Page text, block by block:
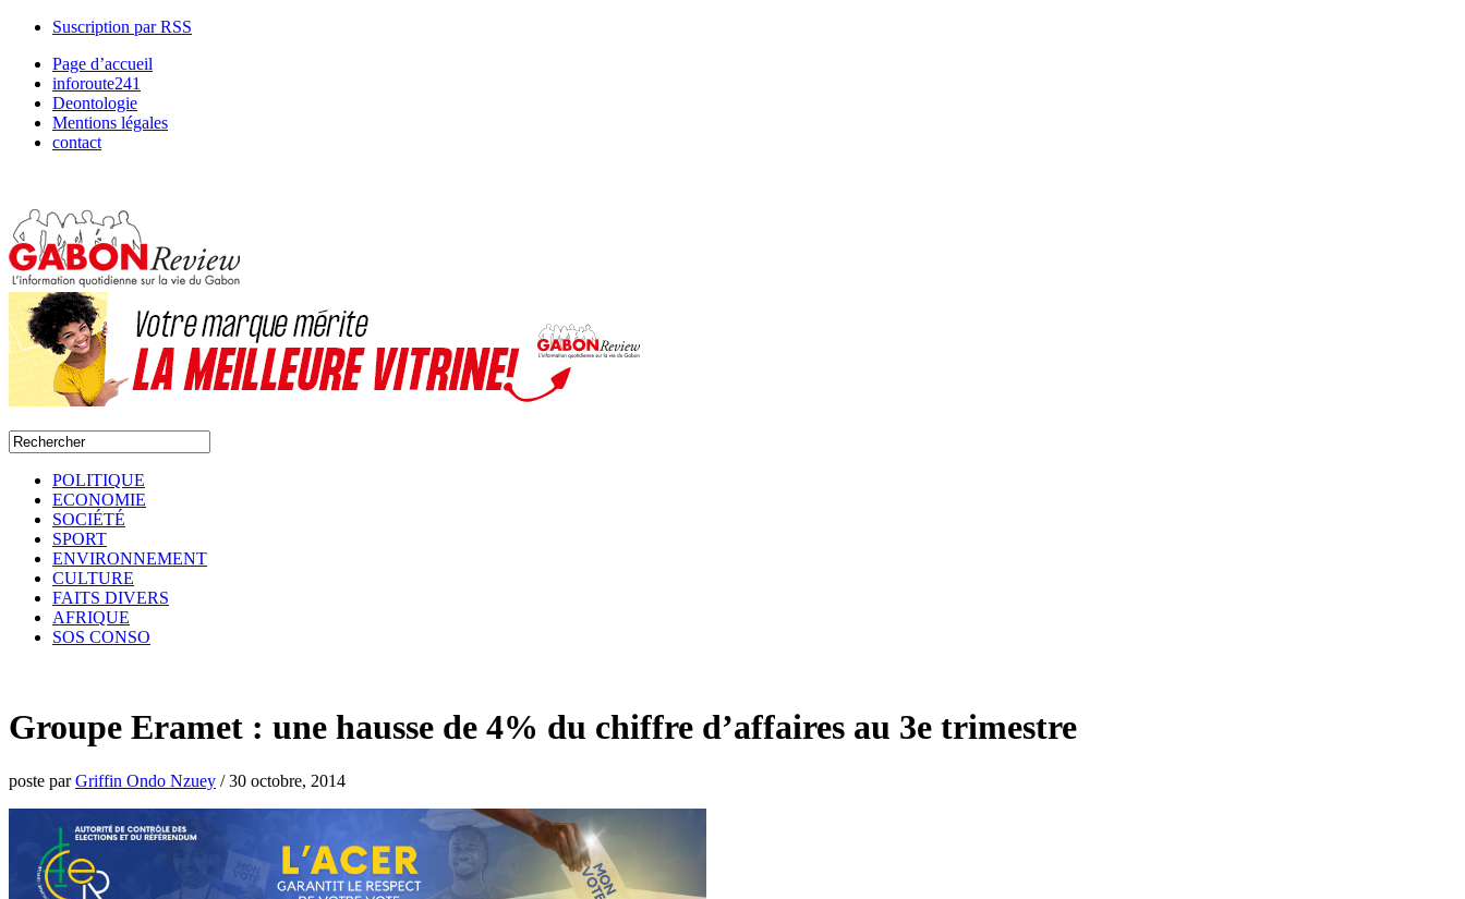
Suscription par RSS
Page d’accueil
inforoute241
Deontologie
Mentions légales
contact
POLITIQUE
ECONOMIE
SOCIÉTÉ
SPORT
ENVIRONNEMENT
CULTURE
FAITS DIVERS
AFRIQUE
SOS CONSO
Groupe Eramet : une hausse de 4% du chiffre d’affaires au 3e trimestre
poste parGriffin Ondo Nzuey /30 octobre, 2014